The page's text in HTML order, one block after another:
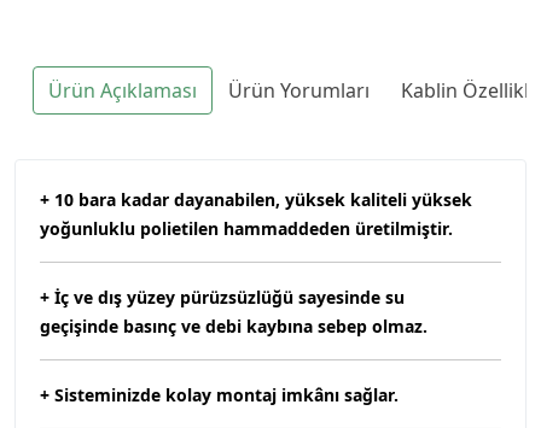
Ürün Açıklaması Ürün Yorumları Kablin
+ 10 bara kadar dayanabilen, yüksek kaliteli yüksek
yoğunluklu polietilen hammaddeden üretilmiştir.
+ İç ve dış yüzey pürüzsüzlüğü sayesinde su
geçişinde basınç ve debi kaybına sebep olmaz.
+ Sisteminizde kolay montaj imkânı sağlar.